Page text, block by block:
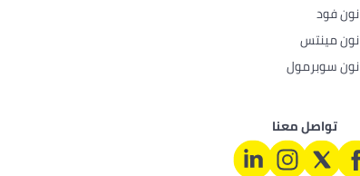
نون فود
نون مينتس
نون سوبرمول
تواصل معنا